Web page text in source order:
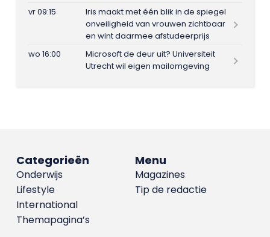
vr 09:15
Iris maakt met één blik in de spiegel
onveiligheid van vrouwen zichtbaar
en wint daarmee afstudeerprijs
wo 16:00
Microsoft de deur uit? Universiteit
Utrecht wil eigen mailomgeving
Menu
Magazines
Tip de redactie
Categorieën
Onderwijs
Lifestyle
International
Themapagina’s